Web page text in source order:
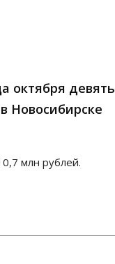
октября девять
Новосибирске
млн рублей.